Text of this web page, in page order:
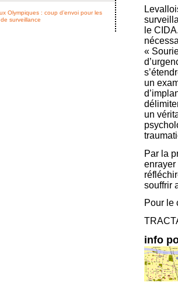
le
«
un
un
Par la
enrayer
souffrir
Pour le
info
Olympiques : coup d’envoi pour les
surveillance